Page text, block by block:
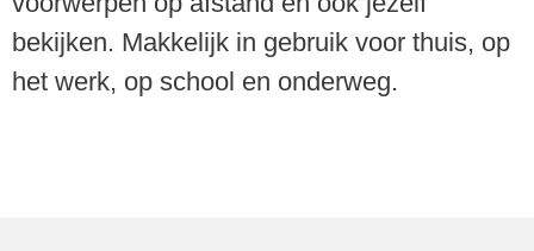
bekijken. Makkelijk in gebruik voor thuis, op
het werk, op school en onderweg.